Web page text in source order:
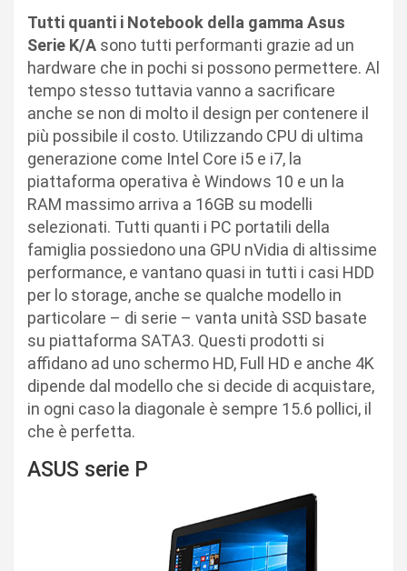
Tutti quanti i Notebook della gamma Asus
Serie K/A sono tutti performanti grazie ad un
hardware che in pochi si possono permettere. Al
tempo stesso tuttavia vanno a sacrificare
anche se non di molto il design per contenere il
più possibile il costo. Utilizzando CPU di ultima
generazione come Intel Core i5 e i7, la
piattaforma operativa è Windows 10 e un la
RAM massimo arriva a 16GB su modelli
selezionati. Tutti quanti i PC portatili della
famiglia possiedono una GPU nVidia di altissime
performance, e vantano quasi in tutti i casi HDD
per lo storage, anche se qualche modello in
particolare – di serie – vanta unità SSD basate
su piattaforma SATA3. Questi prodotti si
affidano ad uno schermo HD, Full HD e anche 4K
dipende dal modello che si decide di acquistare,
in ogni caso la diagonale è sempre 15.6 pollici, il
che è perfetta.
ASUS serie P